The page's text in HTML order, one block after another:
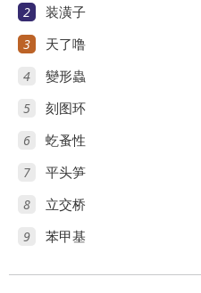
2 装潢子
3 天了噜
4 變形蟲
5 刻图环
6 虼蚤性
7 平头笋
8 立交桥
9 苯甲基